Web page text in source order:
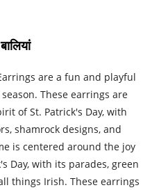
are a fun and playful
These earrings are
of St. Patrick's Day, with
shamrock designs, and
is centered around the joy
Day, with its parades, green
things Irish. These earrings